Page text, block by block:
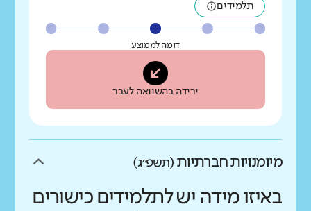
תלמידים
דומה לממוצע
ירידה בהשוואה לעבר
מיומנויות חברתיות (תשפ״ג)
באיזו מידה יש לתלמידים כישורים